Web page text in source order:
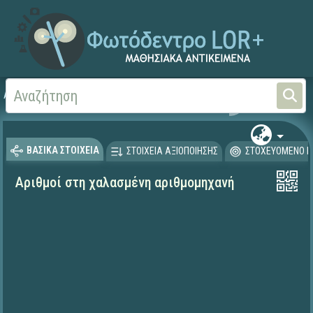
Αρχική
ΒΑΣΙΚΑ ΣΤΟΙΧΕΙΑ ΣΤΟΙΧΕΙΑ ΑΞΙΟΠΟΙΗΣΗΣ ΣΤΟΧΕΥΟΜΕΝΟ
Αριθμοί στη χαλασμένη αριθμομηχανή